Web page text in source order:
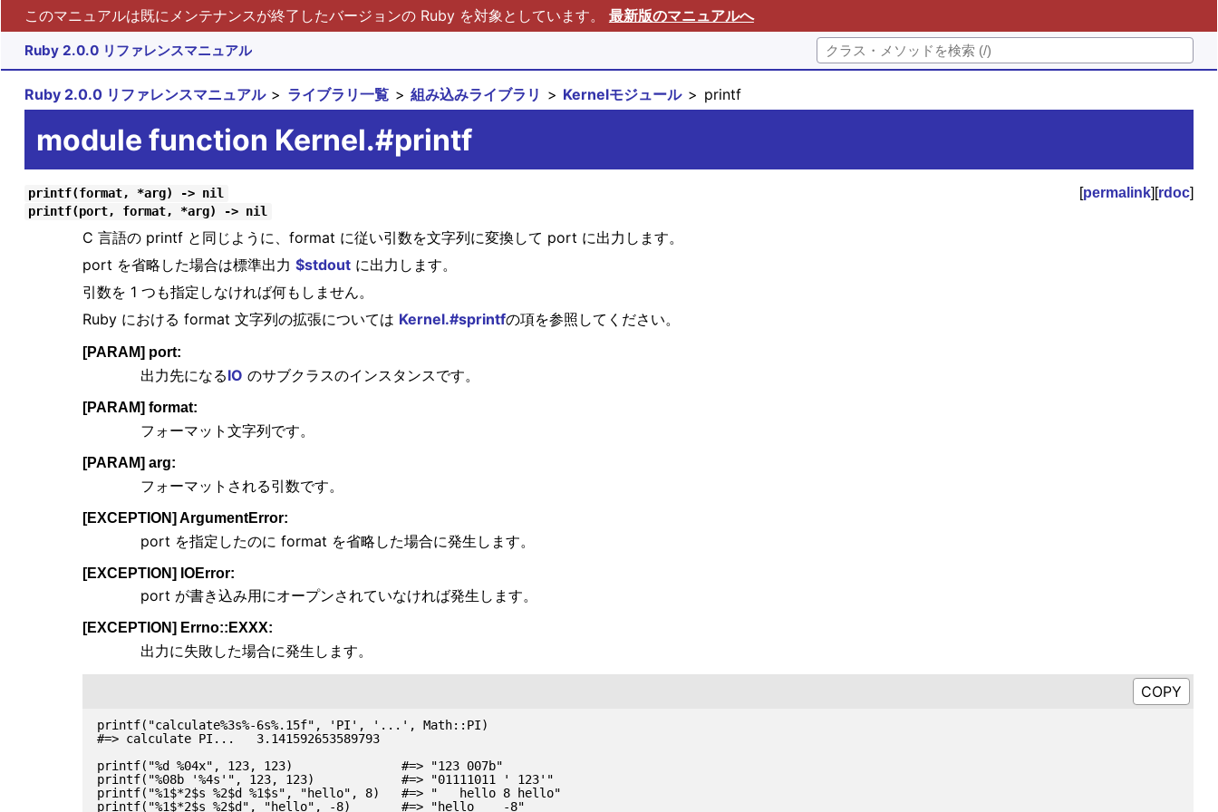
このマニュアルは既にメンテナンスが終了したバージョンの Ruby を対象としています。 最新版のマニュアルへ
Ruby 2.0.0 リファレンスマニュアル
Ruby 2.0.0 リファレンスマニュアル ライブラリ一覧 組み込みライブラリ Kernelモジュール printf
module function Kernel.#printf
printf(format, *arg) -> nil [permalink][rdoc]
printf(port, format, *arg) -> nil
C 言語の printf と同じように、format に従い引数を文字列に変換して port に出力します。
port を省略した場合は標準出力 $stdoutに出力します。
引数を 1 つも指定しなければ何もしません。
Ruby における format 文字列の拡張については Kernel.#sprintfの項を参照してください。
[PARAM] port:
出力先になるIO のサブクラスのインスタンスです。
[PARAM] format:
フォーマット文字列です。
[PARAM] arg:
フォーマットされる引数です。
[EXCEPTION] ArgumentError:
port を指定したのに format を省略した場合に発生します。
[EXCEPTION] IOError:
port が書き込み用にオープンされていなければ発生します。
[EXCEPTION] Errno::EXXX:
出力に失敗した場合に発生します。
printf("calculate%3s%-6s%.15f", 'PI', '...', Math::PI)
#=> calculate PI...   3.141592653589793
printf("%d %04x", 123, 123)               #=> "123 007b"
printf("%08b '%4s'", 123, 123)            #=> "01111011 ' 123'"
printf("%1$*2$s %2$d %1$s", "hello", 8)   #=> "   hello 8 hello"
printf("%1$*2$s %2$d", "hello", -8)       #=> "hello    -8"